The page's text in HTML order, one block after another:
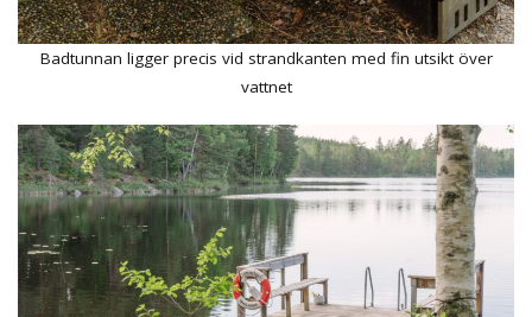
Badtunnan ligger precis vid strandkanten med fin utsikt över
vattnet